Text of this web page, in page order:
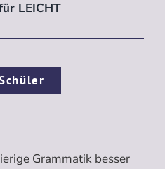
LEICHT
Grammatik besser